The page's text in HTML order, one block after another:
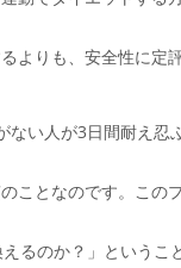
よりも、安全性に定
い人が3日間耐え忍
ことなのです。この
るのか？」というこ